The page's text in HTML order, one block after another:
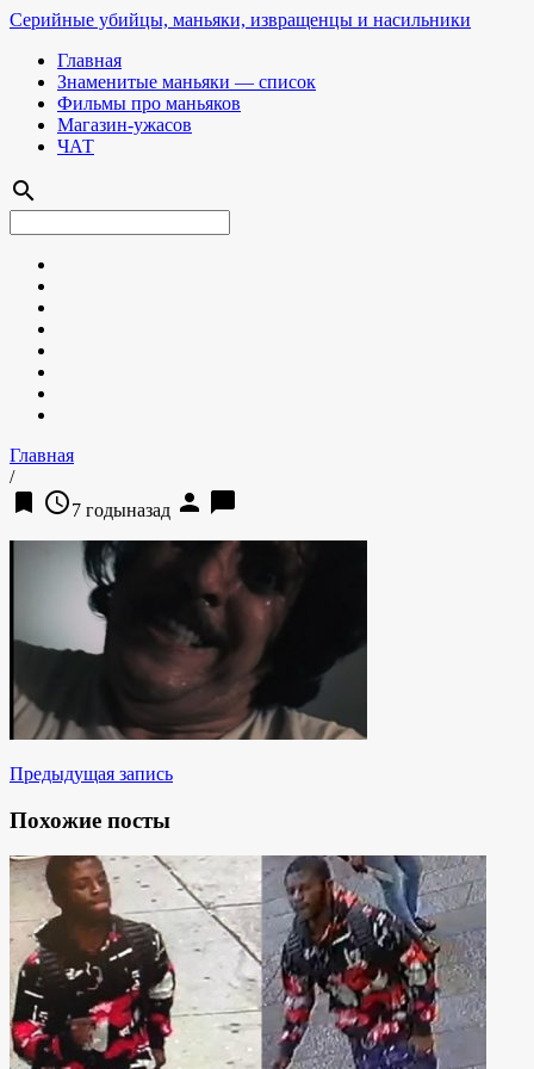
Серийные убийцы, маньяки, извращенцы и насильники
Главная
Знаменитые маньяки — список
Фильмы про маньяков
Магазин-ужасов
ЧАТ
search
Главная
/
bookmark access_time7 годыназад person chat_bubble
Предыдущая запись
Похожие посты